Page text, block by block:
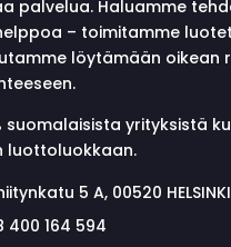
palvelua. Haluamme
– toimitamme
löytämään oikean
suomalaisista yrityksistä
luottoluokkaan.
5 A, 00520 HELSINKI
400 164 594